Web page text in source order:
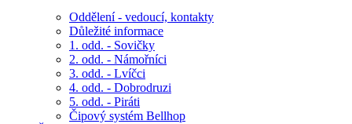
Oddělení - vedoucí, kontakty
Důležité informace
1. odd. - Sovičky
2. odd. - Námořníci
3. odd. - Lvíčci
4. odd. - Dobrodruzi
5. odd. - Piráti
Čipový systém Bellhop